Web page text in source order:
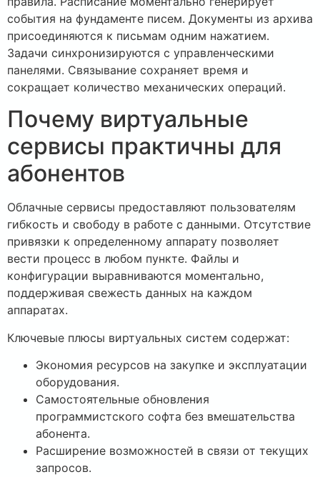
события на фундаменте писем. Документы из архива
присоединяются к письмам одним нажатием.
Задачи синхронизируются с управленческими
панелями. Связывание сохраняет время и
сокращает количество механических операций.
Почему виртуальные
сервисы практичны для
абонентов
Облачные сервисы предоставляют пользователям
гибкость и свободу в работе с данными. Отсутствие
привязки к определенному аппарату позволяет
вести процесс в любом пункте. Файлы и
конфигурации выравниваются моментально,
поддерживая свежесть данных на каждом
аппаратах.
Ключевые плюсы виртуальных систем содержат:
Экономия ресурсов на закупке и эксплуатации
оборудования.
Самостоятельные обновления
программистского софта без вмешательства
абонента.
Расширение возможностей в связи от текущих
запросов.